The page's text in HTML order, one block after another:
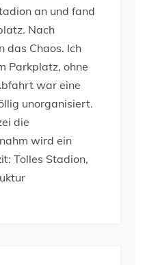
an und fand
Nach
das Chaos. Ich
Parkplatz, ohne
war eine
unorganisiert.
die
wird ein
Tolles Stadion,